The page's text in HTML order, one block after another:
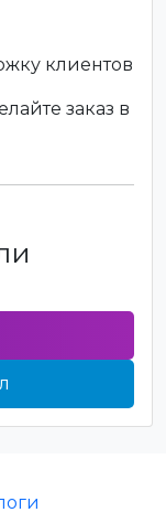
клиентов
заказ в